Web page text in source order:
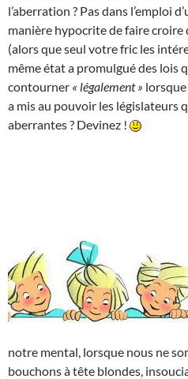
l’aberration ? Pas dans l’emploi
manière hypocrite de faire croire
(alors que seul votre fric les
même état a promulgué des lois
contourner « légalement » lorsque
a mis au pouvoir les législateurs
aberrantes ? Devinez !
notre mental, lorsque nous ne
bouchons à tête blondes,